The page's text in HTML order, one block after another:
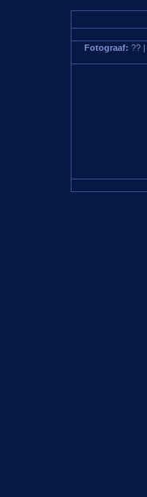
Fotograaf: ?? |